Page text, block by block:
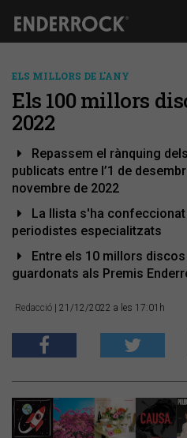
ELS MILLORS DE L'ANY
Els 100 millors
2022
Repassem el rànquing
publicats entre l’1 de
novembre de 2022
La llista s'ha
periodistes especialitzats
Entre els 10 millors
guardonats als Premis
Redacció | 21/12/2022 a les 17:01h